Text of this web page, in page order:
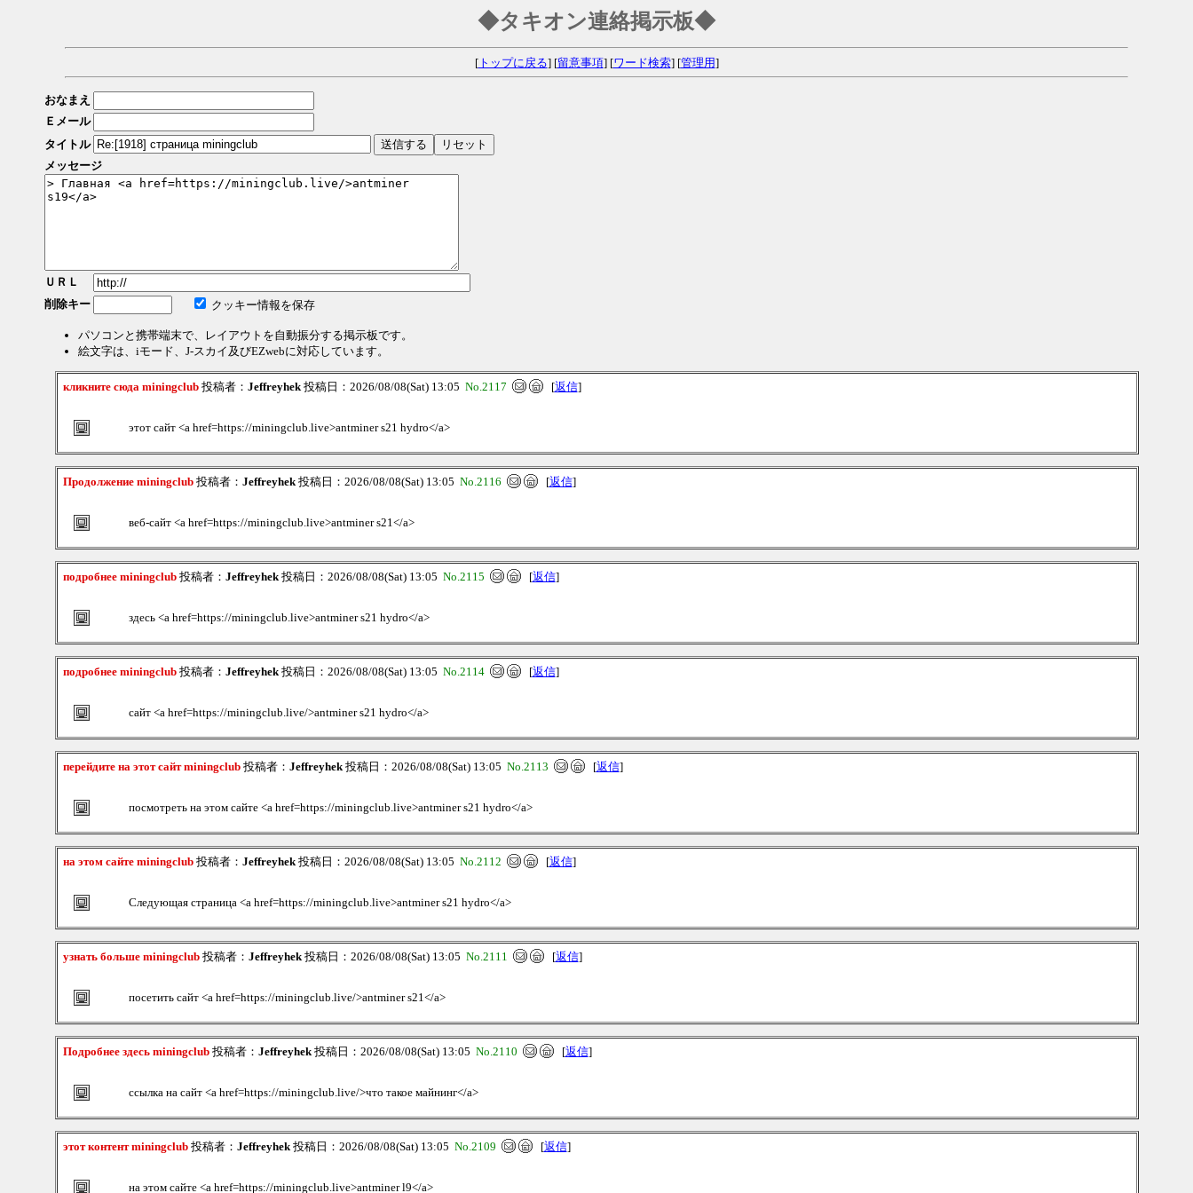
◆タキオン連絡掲示板◆
[トップに戻る] [留意事項] [ワード検索] [管理用]
おなまえ
Ｅメール
タイトル
メッセージ
ＵＲＬ
削除キー
クッキー情報を保存
パソコンと携帯端末で、レイアウトを自動振分する掲示板です。
絵文字は、iモード、J-スカイ及びEZwebに対応しています。
кликните сюда miningclub投稿者： Jeffreyhek投稿日：2026/08/08(Sat) 13:05 No.2117 [返信]
этот сайт <a href=https://miningclub.live>antminer s21 hydro</a>
Продолжение miningclub投稿者： Jeffreyhek投稿日：2026/08/08(Sat) 13:05 No.2116 [返信]
веб-сайт <a href=https://miningclub.live>antminer s21</a>
подробнее miningclub投稿者： Jeffreyhek投稿日：2026/08/08(Sat) 13:05 No.2115 [返信]
здесь <a href=https://miningclub.live>antminer s21 hydro</a>
подробнее miningclub投稿者： Jeffreyhek投稿日：2026/08/08(Sat) 13:05 No.2114 [返信]
сайт <a href=https://miningclub.live/>antminer s21 hydro</a>
перейдите на этот сайт miningclub投稿者： Jeffreyhek投稿日：2026/08/08(Sat) 13:05 No.2113 [返信]
посмотреть на этом сайте <a href=https://miningclub.live>antminer s21 hydro</a>
на этом сайте miningclub投稿者： Jeffreyhek投稿日：2026/08/08(Sat) 13:05 No.2112 [返信]
Следующая страница <a href=https://miningclub.live>antminer s21 hydro</a>
узнать больше miningclub投稿者： Jeffreyhek投稿日：2026/08/08(Sat) 13:05 No.2111 [返信]
посетить сайт <a href=https://miningclub.live/>antminer s21</a>
Подробнее здесь miningclub投稿者： Jeffreyhek投稿日：2026/08/08(Sat) 13:05 No.2110 [返信]
ссылка на сайт <a href=https://miningclub.live/>что такое майнинг</a>
этот контент miningclub投稿者： Jeffreyhek投稿日：2026/08/08(Sat) 13:05 No.2109 [返信]
на этом сайте <a href=https://miningclub.live>antminer l9</a>